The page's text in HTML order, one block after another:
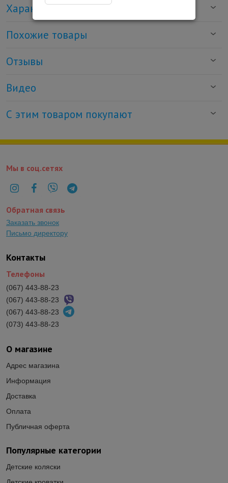
Характеристики
Похожие товары
Отзывы
Видео
С этим товаром покупают
Популярные категории
Детские коляски
О магазине
Адрес магазина
Информация
Доставка
Оплата
Публичная оферта
Контакты
Телефоны
(067) 443-88-23
(067) 443-88-23
(067) 443-88-23
(073) 443-88-23
Мы в соц.сетях
Обратная связь
Заказать звонок
Письмо директору